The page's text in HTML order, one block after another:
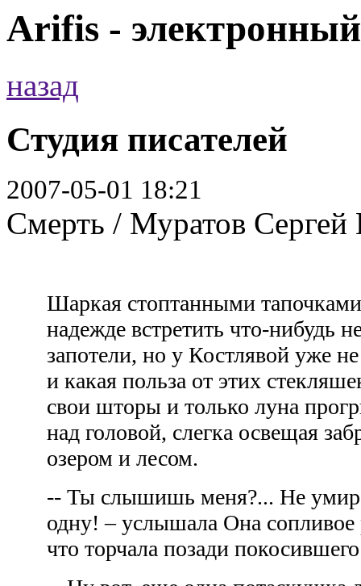
Arifis -
назад
Студия писателей
2007-05-01 18:21
Смерть / Муратов Сергей
Шаркая стоптанными
надежде встретить что-нибудь
запотели, но у Костлявой уже
и какая польза от этих
свои шторы и только луна
над головой, слегка освещая
озером и лесом.
-- Ты слышишь меня?... Не
одну! – услышала Она сопливое
что торчала позади